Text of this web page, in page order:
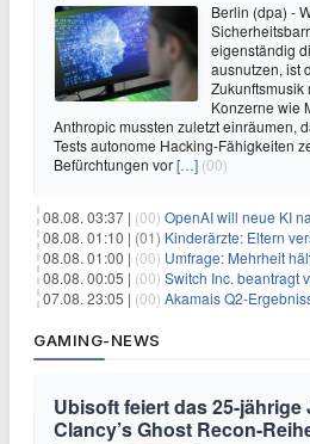
Berlin (dpa) -
eigenständig
ausnutzen, ist
Zukunftsmusik
Konzerne wie
Anthropic mussten zuletzt einräumen,
Tests autonome Hacking-Fähigkeiten
Befürchtungen vor[…] (00)
08.08. 03:37 | (00) OpenAI will neue KI nach
08.08. 01:10 | (01) Kinderärzte: Eltern
08.08. 01:00 | (00) Umfrage: Mehrheit hält
08.08. 00:05 | (00) Switch Inc. beantragt
07.08. 23:05 | (00) Akamais Q2-Ergebnisse übertreffen
GAMING-NEWS
Ubisoft feiert das 25-jährige
Clancy’s Ghost Recon-